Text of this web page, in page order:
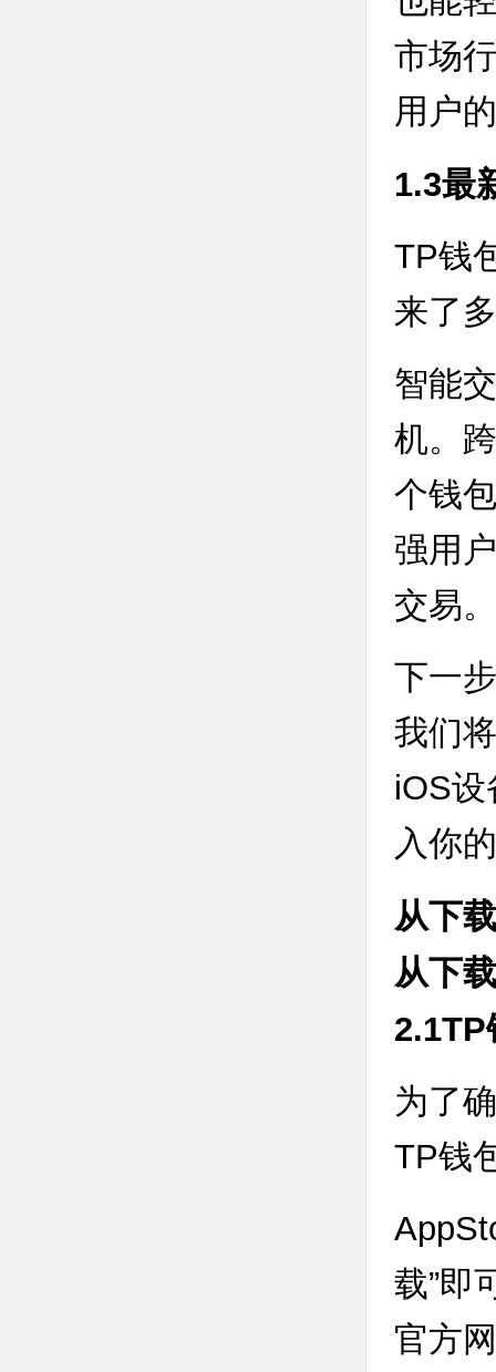
市场
用户
1.3最
TP钱
来了
智能
机。
个钱
强用
交易。
下一
我们
iOS
入你
从下
从下
2.1TP
为了
TP钱
载”即
官方